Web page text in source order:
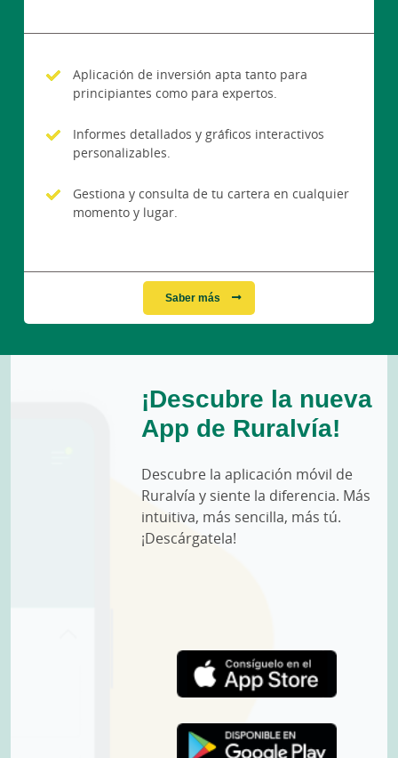
Aplicación de inversión apta tanto para
principiantes como para expertos.
Informes detallados y gráficos interactivos
personalizables.
Gestiona y consulta de tu cartera en cualquier
momento y lugar.
Saber más
¡Descubre la nueva
App de Ruralvía!
Descubre la aplicación móvil de
Ruralvía y siente la diferencia. Más
intuitiva, más sencilla, más tú.
¡Descárgatela!